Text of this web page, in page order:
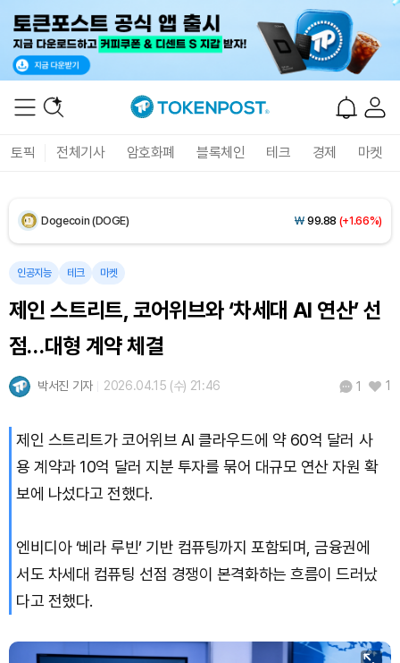
토픽 전체기사 암호화폐 블록체인 테크 경제 마켓
XRP (XRP) ₩ 1,468(+1.87%)
Dogecoin (DOGE) ₩ 99.88 (+1.66%)
Bitcoin (BTC)
인공지능 테크 마켓
제인 스트리트, 코어위브와 ‘차세대 AI 연산’ 선
점…대형 계약 체결
박서진 기자 2026.04.15 (수) 21:46 1 1
제인 스트리트가 코어위브 AI 클라우드에 약 60억 달러 사
용 계약과 10억 달러 지분 투자를 묶어 대규모 연산 자원 확
보에 나섰다고 전했다.
엔비디아 ‘베라 루빈’ 기반 컴퓨팅까지 포함되며, 금융권에
서도 차세대 컴퓨팅 선점 경쟁이 본격화하는 흐름이 드러났
다고 전했다.